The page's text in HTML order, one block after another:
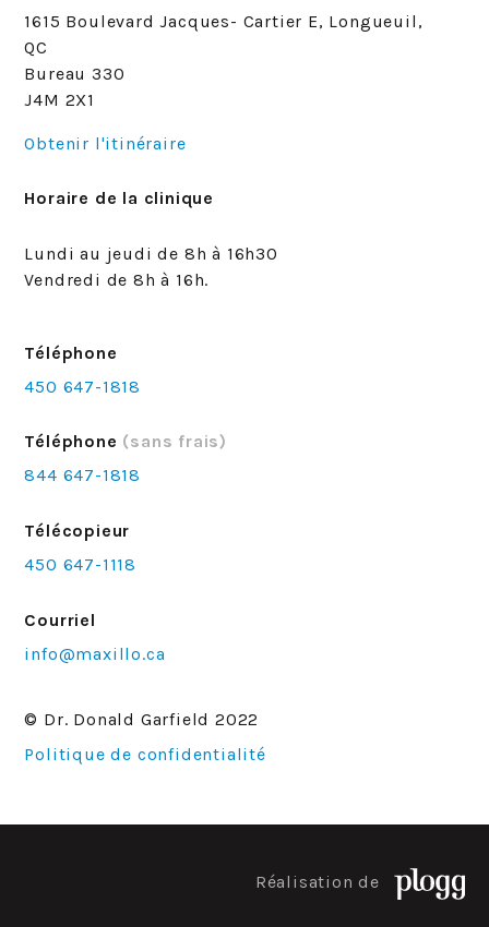
1615 Boulevard Jacques- Cartier E, Longueuil,
QC
Bureau 330
J4M 2X1
Obtenir l'itinéraire
Horaire de la clinique
Lundi au jeudi de 8h à 16h30
Vendredi de 8h à 16h.
Téléphone
450 647-1818
Téléphone (sans frais)
844 647-1818
Télécopieur
450 647-1118
Courriel
info@maxillo.ca
© Dr. Donald Garfield 2022
Politique de confidentialité
Réalisation de